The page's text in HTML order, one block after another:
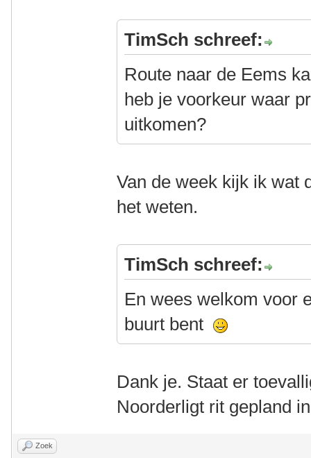
TimSch schreef:
Route naar de Eems
heb je voorkeur waar
uitkomen?
Van de week kijk ik wat
het weten.
TimSch schreef:
En wees welkom voor
buurt bent
Dank je. Staat er
Noorderligt rit gepland
Zoek